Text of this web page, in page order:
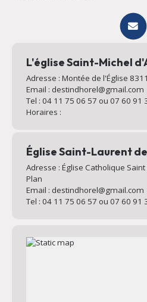
L'église Saint-Michel
Adresse : Montée de l'Église
Email : destindhorel@gmail.com
Tel : 04 11 75 06 57 ou 07 60 91
Horaires :
Église Saint-Laurent
Adresse : Église Catholique
Plan
Email : destindhorel@gmail.com
Tel : 04 11 75 06 57 ou 07 60 91